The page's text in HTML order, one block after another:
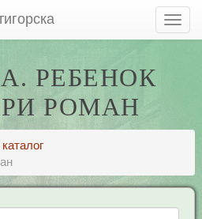
РЕБЕНОК
РОМАН